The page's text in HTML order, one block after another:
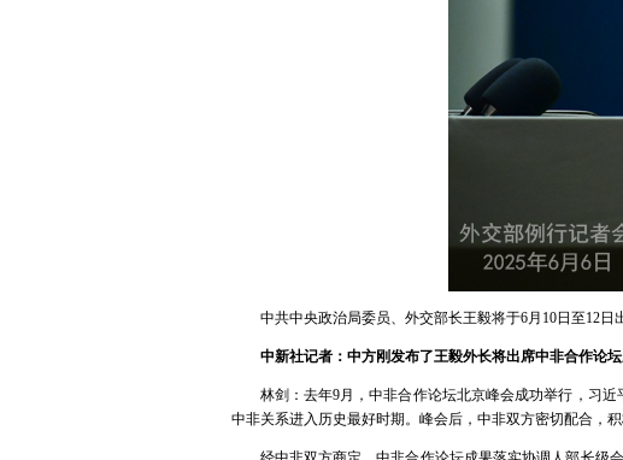
中共中央政治局委员、外交部长王毅将于6月10日至12
中新社记者：中方刚发布了王毅外长将出席中非合作论
林剑：去年9月，中非合作论坛北京峰会成功举行，习
中非关系进入历史最好时期。峰会后，中非双方密切配合，